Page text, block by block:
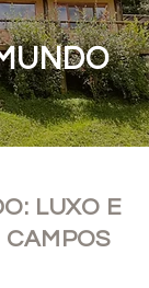
LUXO E
CAMPOS